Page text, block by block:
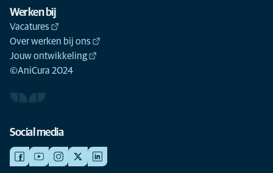
Werken bij
Vacatures
Over werken bij ons
Jouw ontwikkeling
©AniCura 2024
Social media